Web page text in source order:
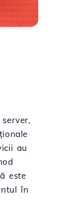
au
este
în